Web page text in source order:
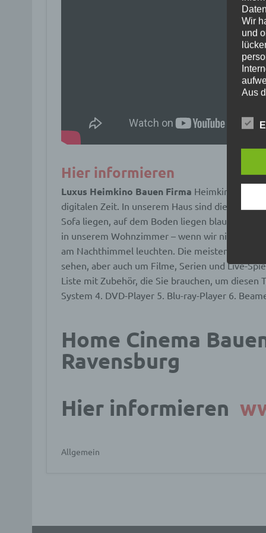
Hier informieren
Luxus Heimkino Bauen Firma Heimkino ist ein
digitalen Zeit. In unserem Haus sind die Wände
Sofa liegen, auf dem Boden liegen blaue
in unserem Wohnzimmer – wenn wir nicht
am Nachthimmel leuchten. Die meisten von
sehen, aber auch um Filme, Serien und Live-
Liste mit Zubehör, die Sie brauchen, um
System 4. DVD-Player 5. Blu-ray-Player 6.
Home Cinema
Ravensburg
Hier informieren
Allgemein
Wir
und
Aus
Die
a)
c)